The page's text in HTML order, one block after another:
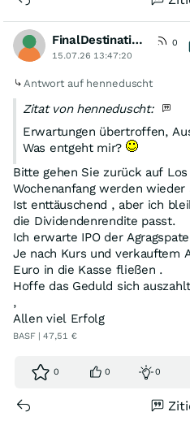
FinalDestination
0
15.07.26 13:47:20
Antwort auf henneduscht
Zitat von henneduscht:
Erwartungen übertroffen,
Was entgeht mir?
Bitte gehen Sie zurück auf
Wochenanfang werden wieder
Ist enttäuschend , aber ich
die Dividendenrendite passt.
Ich erwarte IPO der
Je nach Kurs und verkauftem
Euro in die Kasse fließen .
Hoffe das Geduld sich
,
Allen viel Erfolg
BASF | 47,51 €
0 0 0